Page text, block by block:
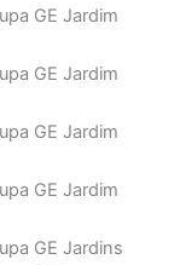
GE Jardim
GE Jardim
GE Jardim
GE Jardim
GE Jardins